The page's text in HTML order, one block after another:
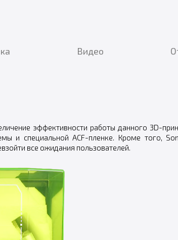
Видео
эффективности работы данного 3D-
и специальной ACF-пленке. Кроме того,
все ожидания пользователей.